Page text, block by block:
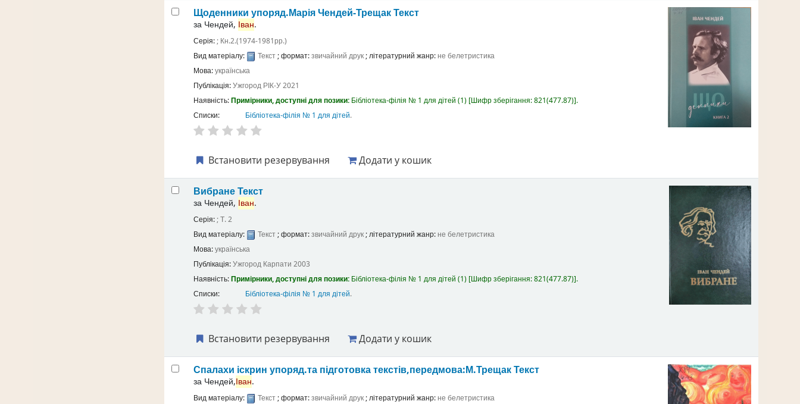
Щоденники упоряд.Марія Чендей-ТрещакТекст
за Чендей, Іван.
Серія:; Кн.2.(1974-1981рр.)
Вид матеріалу:
Текст; формат:звичайний друк; літературний жанр:не белетристика
Мова:українська
Публікація:Ужгород РІК-У2021
Наявність:Примірники, доступні для позики: Бібліотека-філія № 1 для дітей (1) Шифр зберігання:821(477.87) .
Списки:
Бібліотека-філія № 1 для дітей.
Встановити резервування Додати у кошик
ВибранеТекст
за Чендей, Іван.
Серія:; Т. 2
Вид матеріалу:
Текст; формат:звичайний друк; літературний жанр: не белетристика
Мова:українська
Публікація:Ужгород Карпати 2003
Наявність:Примірники, доступні для позики: Бібліотека-філія № 1 для дітей (1) Шифр зберігання:821(477.87) .
Списки:
Бібліотека-філія № 1 для дітей.
Встановити резервування Додати у кошик
Спалахи іскрин упоряд.та підготовка текстів,передмова:М.ТрещакТекст
за Чендей,Іван.
Вид матеріалу: Текст; формат:звичайний друк; літературний жанр:не белетристика